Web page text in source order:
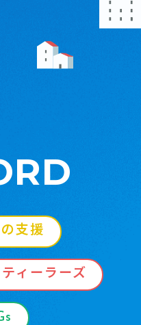
支援
ィーラーズ